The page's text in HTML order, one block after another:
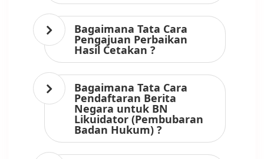
Bagaimana Tata Cara
Pengajuan Perbaikan
Hasil Cetakan ?
Bagaimana Tata Cara
Pendaftaran Berita
Negara untuk BN
Likuidator (Pembubaran
Badan Hukum) ?